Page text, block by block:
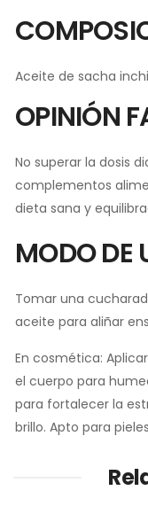
Aceite de sacha
OPINIÓN
No superar la dosis
complementos
dieta sana y
MODO DE
Tomar una
aceite para aliñar
En cosmética:
el cuerpo para
para fortalecer la
brillo. Apto para